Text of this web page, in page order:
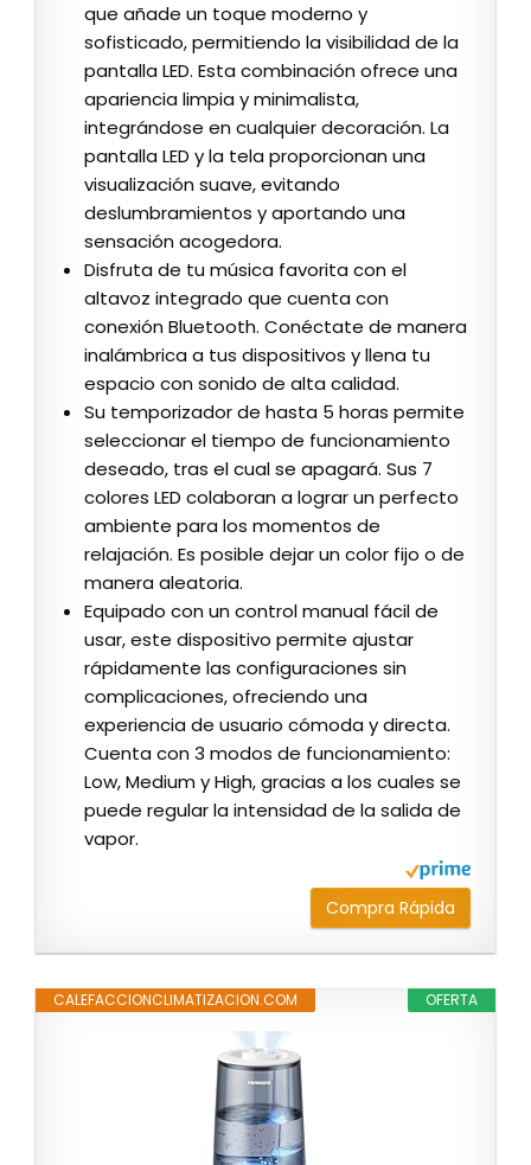
que añade un toque moderno y
sofisticado, permitiendo la visibilidad de la
pantalla LED. Esta combinación ofrece una
apariencia limpia y minimalista,
integrándose en cualquier decoración. La
pantalla LED y la tela proporcionan una
visualización suave, evitando
deslumbramientos y aportando una
sensación acogedora.
Disfruta de tu música favorita con el
altavoz integrado que cuenta con
conexión Bluetooth. Conéctate de manera
inalámbrica a tus dispositivos y llena tu
espacio con sonido de alta calidad.
Su temporizador de hasta 5 horas permite
seleccionar el tiempo de funcionamiento
deseado, tras el cual se apagará. Sus 7
colores LED colaboran a lograr un perfecto
ambiente para los momentos de
relajación. Es posible dejar un color fijo o de
manera aleatoria.
Equipado con un control manual fácil de
usar, este dispositivo permite ajustar
rápidamente las configuraciones sin
complicaciones, ofreciendo una
experiencia de usuario cómoda y directa.
Cuenta con 3 modos de funcionamiento:
Low, Medium y High, gracias a los cuales se
puede regular la intensidad de la salida de
vapor.
Compra Rápida
OFERTA
CALEFACCIONCLIMATIZACION.COM